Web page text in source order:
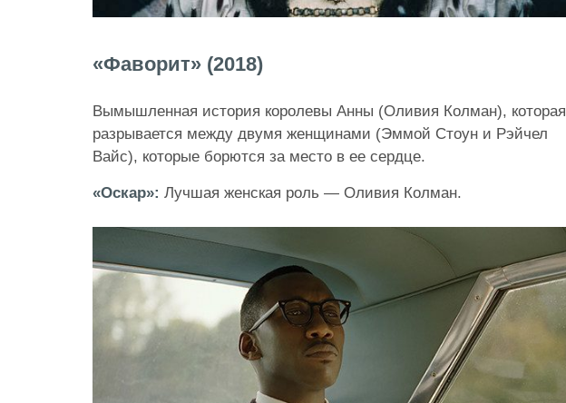
«Фаворит» (2018)
Вымышленная история королевы Анны (Оливия Колман), которая
разрывается между двумя женщинами (Эммой Стоун и Рэйчел
Вайс), которые борются за место в ее сердце.
«Оскар»: Лучшая женская роль — Оливия Колман.